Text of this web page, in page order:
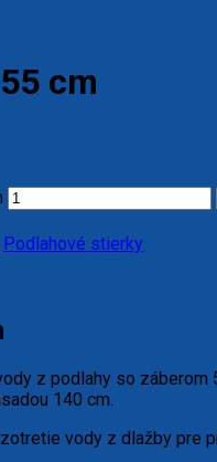
cm
Podlahové stierky
z podlahy so
140 cm.
vody z dlažby pre